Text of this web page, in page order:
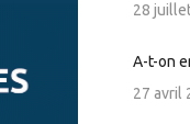
28
A-t-on
27 avril